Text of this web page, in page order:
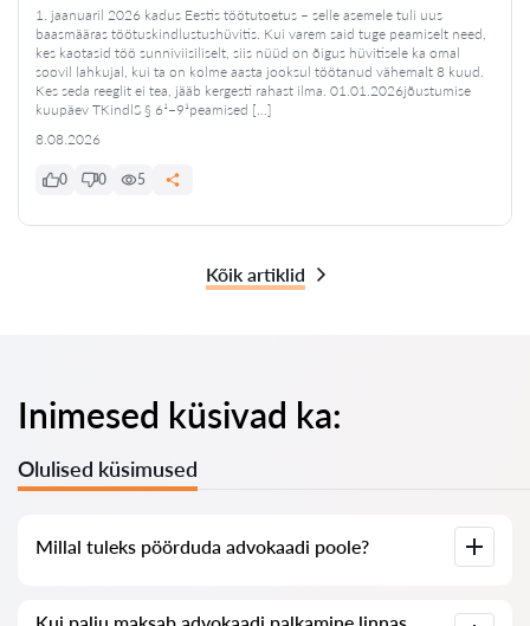
1. jaanuaril 2026 kadus Eestis töötutoetus – selle asemele tuli uus
baasmääras töötuskindlustushüvitis. Kui varem said tuge peamiselt need,
kes kaotasid töö sunniviisiliselt, siis nüüd on õigus hüvitisele ka omal
soovil lahkujal, kui ta on kolme aasta jooksul töötanud vähemalt 8 kuud.
Kes seda reeglit ei tea, jääb kergesti rahast ilma. 01.01.2026jõustumise
kuupäev TKindlS § 6¹–9¹peamised […]
8.08.2026
0 0 5
Kõik artiklid
Inimesed küsivad ka:
Olulised küsimused
Millal tuleks pöörduda advokaadi poole?